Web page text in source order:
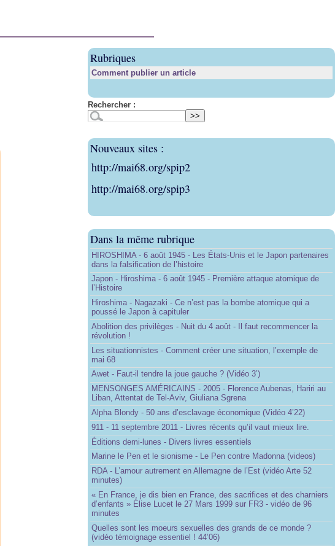
Rubriques
Comment publier un article
Rechercher :
Nouveaux sites :
http://mai68.org/spip2
http://mai68.org/spip3
Dans la même rubrique
HIROSHIMA - 6 août 1945 - Les États-Unis et le Japon partenaires
dans la falsification de l’histoire
Japon - Hiroshima - 6 août 1945 - Première attaque atomique de
l’Histoire
Hiroshima - Nagazaki - Ce n’est pas la bombe atomique qui a
poussé le Japon à capituler
Abolition des privilèges - Nuit du 4 août - Il faut recommencer la
révolution !
Les situationnistes - Comment créer une situation, l’exemple de
mai 68
Awet - Faut-il tendre la joue gauche ? (Vidéo 3’)
MENSONGES AMÉRICAINS - 2005 - Florence Aubenas, Hariri au
Liban, Attentat de Tel-Aviv, Giuliana Sgrena
Alpha Blondy - 50 ans d’esclavage économique (Vidéo 4’22)
911 - 11 septembre 2011 - Livres récents qu’il vaut mieux lire.
Éditions demi-lunes - Divers livres essentiels
Marine le Pen et le sionisme - Le Pen contre Madonna (videos)
RDA - L’amour autrement en Allemagne de l’Est (vidéo Arte 52
minutes)
« En France, je dis bien en France, des sacrifices et des charniers
d’enfants » Élise Lucet le 27 Mars 1999 sur FR3 - vidéo de 96
minutes
Quelles sont les moeurs sexuelles des grands de ce monde ?
(vidéo témoignage essentiel ! 44’06)